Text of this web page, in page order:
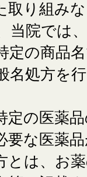
取り組み
院では
定の商品
名処方を
定の医薬
要な医薬
とは、お